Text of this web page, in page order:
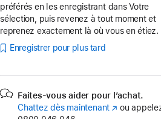
préférés en les enregistrant dans Votre
sélection, puis revenez à tout moment et
reprenez exactement là où vous en étiez.
Enregistrer pour plus tard
Faites-vous aider pour l’achat.
Chattez dès maintenant (s’ouvre
ou